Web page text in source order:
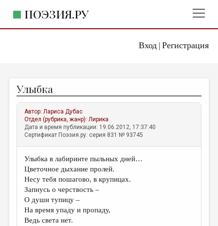
Вход| Регистрация
ПОЭЗИЯ.РУ
ЖАНРЫ
АВТОРЫ
КОММЕНТАРИИ
ЛИТСАЛОН
НОВОСТИ
ПРАВИЛА САЙТА
ОТДЕЛЫ И РУБРИКИ
ИЗБРАННОЕ
Улыбка
Автор:Лариса Дубас
Отдел (рубрика, жанр):Лирика
Дата и время публикации: 19.06.2012, 17:37:40
Сертификат Поэзия.ру: серия 831 № 93745
Улыбка в лабиринте пыльных дней…
Цветочное дыхание пролей.
Несу тебя пошагово, в крупицах.
Запнусь о черствость –
О души тупицу –
На время упаду и пропаду,
Ведь света нет.